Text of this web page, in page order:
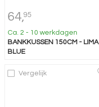
64,95
Ca. 2 - 10 werkdagen
BANKKUSSEN 150CM - LIMA
BLUE
Vergelijk